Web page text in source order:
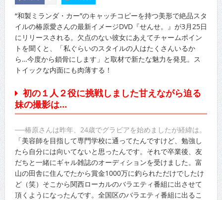
“和製ミランダ・カー”のキャッチコピーを持つ美形で絶品スタ
イルの椿原愛さんの最新イメージDVD『せんせ。』が3月25日
にリリースされる。欠点のない彼女にあえてチャームポイン
トを聞くと、「私ぐらいのスタイルの人はたくさんいるか
ら…今度から鎖骨にします」と取材で新たな魅力を発見。ス
トイックな内面にも肉薄する！
初の１人２役に挑戦しました甘えながら迫る
妹の撮影は…
──椿原さんは昨年、24歳でグラビアを始めましたが経緯は。
「美容師を目指して専門学校に通ってたんですけど、勉強し
たら自分には向いてないと思ったんです。それで卒業後、友
だちと一緒にギャル雑誌のオーディションを受けました。富
山の田舎に住んでたから賞金1000万に釣られただけでしたけ
ど（笑）そこから関西ローカルのバラエティ番組に出させて
頂くようになったんです。全国区のバラエティ番組に出るこ